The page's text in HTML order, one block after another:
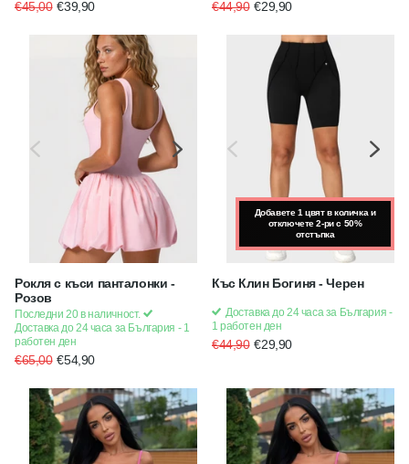
€45,00 €39,90 €44,90 €29,90
Рокля с къси панталонки -
Розов
Последни 20 в наличност.
Доставка до 24 часа за България - 1
работен ден
€65,00 €54,90
Добавете 1 цвят в количка и
отключете 2-ри с 50%
отстъпка
Къс Клин Богиня - Черен
Доставка до 24 часа за България -
1 работен ден
€44,90 €29,90